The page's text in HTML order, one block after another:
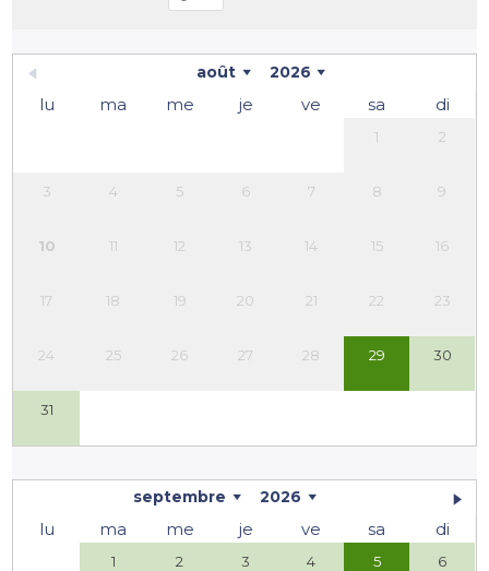
août 2026
lu ma me je ve sa di
1 2
3 4 5 6 7 8 9
10 11 12 13 14 15 16
17 18 19 20 21 22 23
24 25 26 27 28 29 30
31
septembre 2026
lu ma me je ve sa di
1 2 3 4 5 6